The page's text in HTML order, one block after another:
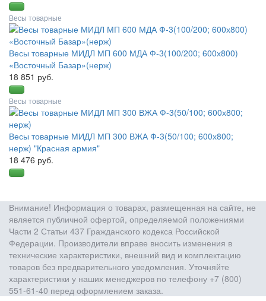
Весы товарные
Весы товарные МИДЛ МП 600 МДА Ф-3(100/200; 600х800)
«Восточный Базар»(нерж)
18 851 руб.
Весы товарные
Весы товарные МИДЛ МП 300 ВЖА Ф-3(50/100; 600х800;
нерж) "Красная армия"
18 476 руб.
Внимание! Информация о товарах, размещенная на сайте, не
является публичной офертой, определяемой положениями
Части 2 Статьи 437 Гражданского кодекса Российской
Федерации. Производители вправе вносить изменения в
технические характеристики, внешний вид и комплектацию
товаров без предварительного уведомления. Уточняйте
характеристики у наших менеджеров по телефону +7 (800)
551-61-40 перед оформлением заказа.